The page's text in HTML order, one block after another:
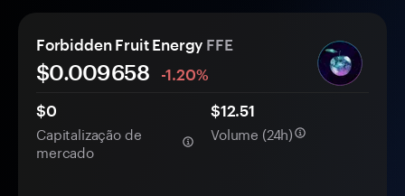
Forbidden Fruit Energy FFE
$0.009658
-1.20%
$0
Capitalização de
mercado
$12.51
Volume (24h)